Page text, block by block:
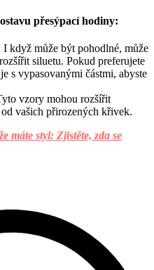
přesýpací hodiny:
I když může být pohodlné, může
siluetu. Pokud preferujete
s vypasovanými částmi, abyste
vzory mohou rozšířit
vašich přirozených křivek.
máte styl: Zjistěte, zda se